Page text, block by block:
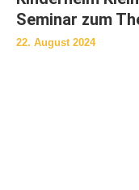
Seminar zum
22. August 2024